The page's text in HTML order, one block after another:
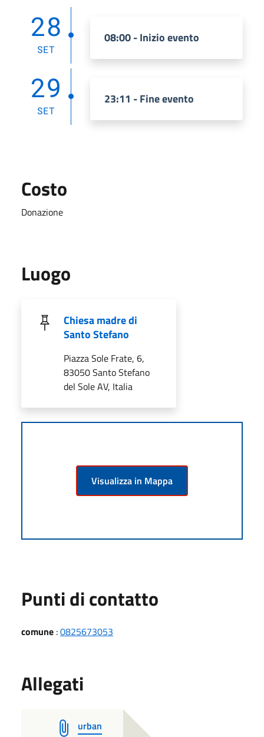
28
SET
08:00 - Inizio evento
29
SET
23:11 - Fine evento
Costo
Donazione
Luogo
Chiesa madre di
Santo Stefano
Piazza Sole Frate, 6,
83050 Santo Stefano
del Sole AV, Italia
Visualizza in Mappa
Punti di contatto
comune :0825673053
Allegati
urban